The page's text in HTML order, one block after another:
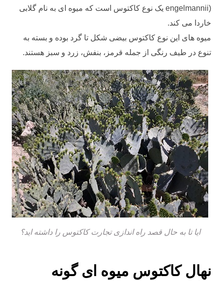
engelmannii) یک نوع کاکتوس است که میوه ای به نام گلابی
خاردا می کند.
میوه های این نوع کاکتوس بیضی شکل تا گرد بوده و بسته به
تنوع در طیف رنگی از جمله قرمز، بنفش، زرد و سبز هستند.
ایا تا به حال قصد راه اندازی تجارت کاکتوس را داشته اید؟
نهال کاکتوس میوه ای گونه